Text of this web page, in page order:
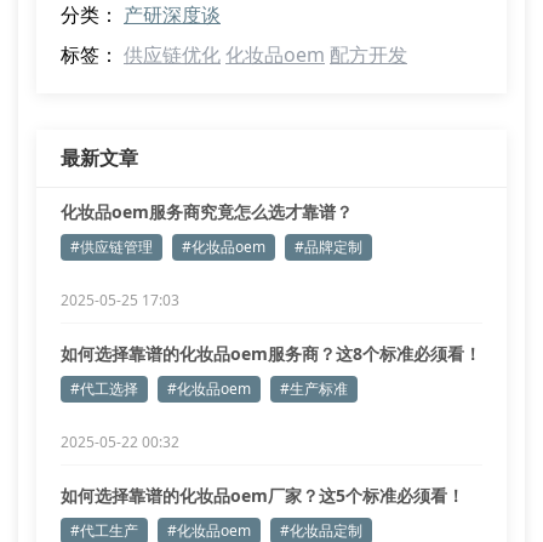
分类： 产研深度谈
标签： 供应链优化化妆品oem 配方开发
最新文章
化妆品oem服务商究竟怎么选才靠谱？
#供应链管理 #化妆品oem #品牌定制
2025-05-25 17:03
如何选择靠谱的化妆品oem服务商？这8个标准必须看！
#代工选择 #化妆品oem #生产标准
2025-05-22 00:32
如何选择靠谱的化妆品oem厂家？这5个标准必须看！
#代工生产 #化妆品oem #化妆品定制